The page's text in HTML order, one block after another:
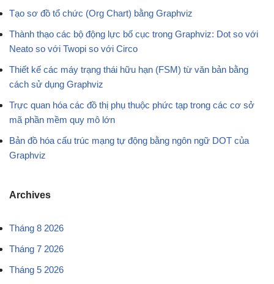
Tạo sơ đồ tổ chức (Org Chart) bằng Graphviz
Thành thạo các bộ động lực bố cục trong Graphviz: Dot so với
Neato so với Twopi so với Circo
Thiết kế các máy trạng thái hữu hạn (FSM) từ văn bản bằng
cách sử dụng Graphviz
Trực quan hóa các đồ thị phụ thuộc phức tạp trong các cơ sở
mã phần mềm quy mô lớn
Bản đồ hóa cấu trúc mạng tự động bằng ngôn ngữ DOT của
Graphviz
Archives
Tháng 8 2026
Tháng 7 2026
Tháng 5 2026